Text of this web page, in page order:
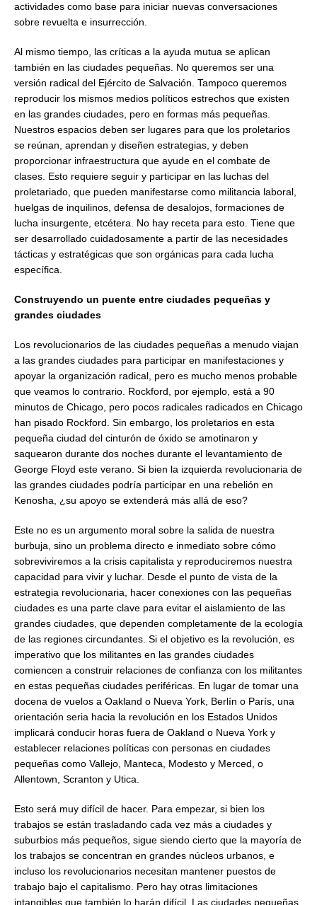
actividades como base para iniciar nuevas conversaciones
sobre revuelta e insurrección.
Al mismo tiempo, las críticas a la ayuda mutua se aplican
también en las ciudades pequeñas. No queremos ser una
versión radical del Ejército de Salvación. Tampoco queremos
reproducir los mismos medios políticos estrechos que existen
en las grandes ciudades, pero en formas más pequeñas.
Nuestros espacios deben ser lugares para que los proletarios
se reúnan, aprendan y diseñen estrategias, y deben
proporcionar infraestructura que ayude en el combate de
clases. Esto requiere seguir y participar en las luchas del
proletariado, que pueden manifestarse como militancia laboral,
huelgas de inquilinos, defensa de desalojos, formaciones de
lucha insurgente, etcétera. No hay receta para esto. Tiene que
ser desarrollado cuidadosamente a partir de las necesidades
tácticas y estratégicas que son orgánicas para cada lucha
específica.
Construyendo un puente entre ciudades pequeñas y
grandes ciudades
Los revolucionarios de las ciudades pequeñas a menudo viajan
a las grandes ciudades para participar en manifestaciones y
apoyar la organización radical, pero es mucho menos probable
que veamos lo contrario. Rockford, por ejemplo, está a 90
minutos de Chicago, pero pocos radicales radicados en Chicago
han pisado Rockford. Sin embargo, los proletarios en esta
pequeña ciudad del cinturón de óxido se amotinaron y
saquearon durante dos noches durante el levantamiento de
George Floyd este verano. Si bien la izquierda revolucionaria de
las grandes ciudades podría participar en una rebelión en
Kenosha, ¿su apoyo se extenderá más allá de eso?
Este no es un argumento moral sobre la salida de nuestra
burbuja, sino un problema directo e inmediato sobre cómo
sobreviviremos a la crisis capitalista y reproduciremos nuestra
capacidad para vivir y luchar. Desde el punto de vista de la
estrategia revolucionaria, hacer conexiones con las pequeñas
ciudades es una parte clave para evitar el aislamiento de las
grandes ciudades, que dependen completamente de la ecología
de las regiones circundantes. Si el objetivo es la revolución, es
imperativo que los militantes en las grandes ciudades
comiencen a construir relaciones de confianza con los militantes
en estas pequeñas ciudades periféricas. En lugar de tomar una
docena de vuelos a Oakland o Nueva York, Berlín o París, una
orientación seria hacia la revolución en los Estados Unidos
implicará conducir horas fuera de Oakland o Nueva York y
establecer relaciones políticas con personas en ciudades
pequeñas como Vallejo, Manteca, Modesto y Merced, o
Allentown, Scranton y Utica.
Esto será muy difícil de hacer. Para empezar, si bien los
trabajos se están trasladando cada vez más a ciudades y
suburbios más pequeños, sigue siendo cierto que la mayoría de
los trabajos se concentran en grandes núcleos urbanos, e
incluso los revolucionarios necesitan mantener puestos de
trabajo bajo el capitalismo. Pero hay otras limitaciones
intangibles que también lo harán difícil. Las ciudades pequeñas